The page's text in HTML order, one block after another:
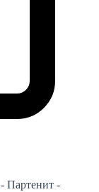
- Партенит -